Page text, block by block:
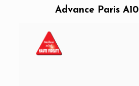
Advance Paris